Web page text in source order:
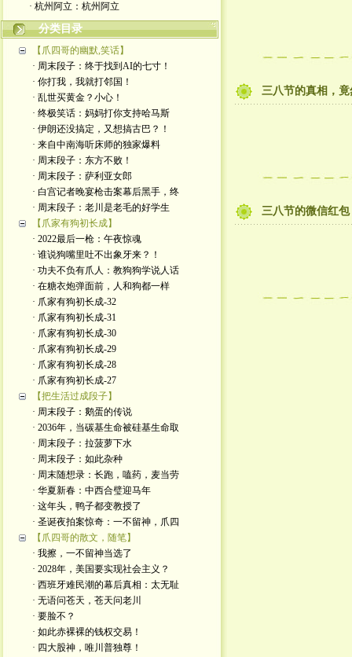
· 杭州阿立：杭州阿立
分类目录
【爪四哥的幽默,笑话】
· 周末段子：终于找到AI的七寸！
· 你打我，我就打邻国！
· 乱世买黄金？小心！
· 终极笑话：妈妈打你支持哈马斯
· 伊朗还没搞定，又想搞古巴？！
· 来自中南海听床师的独家爆料
· 周末段子：东方不败！
· 周末段子：萨利亚女郎
· 白宫记者晚宴枪击案幕后黑手，终
· 周末段子：老川是老毛的好学生
【爪家有狗初长成】
· 2022最后一枪：午夜惊魂
· 谁说狗嘴里吐不出象牙来？！
· 功夫不负有爪人：教狗狗学说人话
· 在糖衣炮弹面前，人和狗都一样
· 爪家有狗初长成-32
· 爪家有狗初长成-31
· 爪家有狗初长成-30
· 爪家有狗初长成-29
· 爪家有狗初长成-28
· 爪家有狗初长成-27
【把生活过成段子】
· 周末段子：鹅蛋的传说
· 2036年，当碳基生命被硅基生命取
· 周末段子：拉菠萝下水
· 周末段子：如此杂种
· 周末随想录：长跑，嗑药，麦当劳
· 华夏新春：中西合璧迎马年
· 这年头，鸭子都变教授了
· 圣诞夜拍案惊奇：一不留神，爪四
【爪四哥的散文，随笔】
· 我擦，一不留神当选了
· 2028年，美国要实现社会主义？
· 西班牙难民潮的幕后真相：太无耻
· 无语问苍天，苍天问老川
· 要脸不？
· 如此赤裸裸的钱权交易！
· 四大股神，唯川普独尊！
三八节的真相，
三八节的微信红包